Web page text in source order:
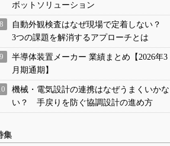
ボットソリューション
自動外観検査はなぜ現場で定着しない？
3つの課題を解消するアプローチとは
半導体装置メーカー 業績まとめ【2026年3
月期通期】
機械・電気設計の連携はなぜうまくいかな
い？ 手戻りを防ぐ協調設計の進め方
集